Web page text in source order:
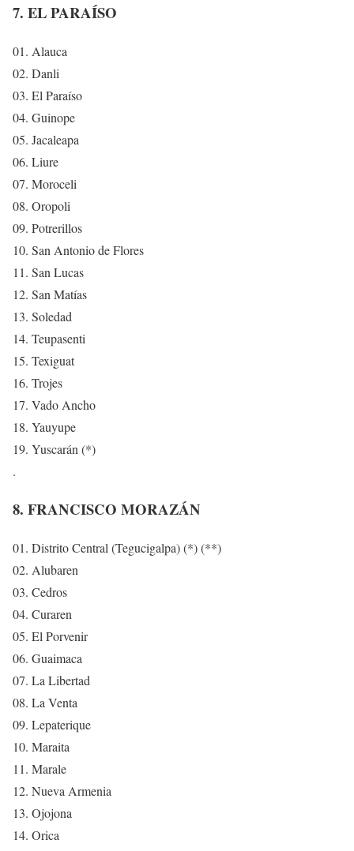
7. EL PARAÍSO
01. Alauca
02. Danli
03. El Paraíso
04. Guinope
05. Jacaleapa
06. Liure
07. Moroceli
08. Oropoli
09. Potrerillos
10. San Antonio de Flores
11. San Lucas
12. San Matías
13. Soledad
14. Teupasenti
15. Texiguat
16. Trojes
17. Vado Ancho
18. Yauyupe
19. Yuscarán (*)
.
8. FRANCISCO MORAZÁN
01. Distrito Central (Tegucigalpa) (*) (**)
02. Alubaren
03. Cedros
04. Curaren
05. El Porvenir
06. Guaimaca
07. La Libertad
08. La Venta
09. Lepaterique
10. Maraita
11. Marale
12. Nueva Armenia
13. Ojojona
14. Orica